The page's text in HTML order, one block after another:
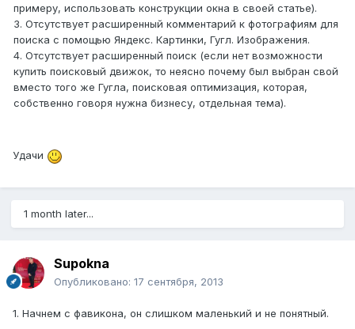
примеру, использовать конструкции окна в своей статье).
3. Отсутствует расширенный комментарий к фотографиям для
поиска с помощью Яндекс. Картинки, Гугл. Изображения.
4. Отсутствует расширенный поиск (если нет возможности
купить поисковый движок, то неясно почему был выбран свой
вместо того же Гугла, поисковая оптимизация, которая,
собственно говоря нужна бизнесу, отдельная тема).
Удачи
1 month later...
Supokna
Опубликовано: 17 сентября, 2013
1. Начнем с фавикона, он слишком маленький и не понятный.